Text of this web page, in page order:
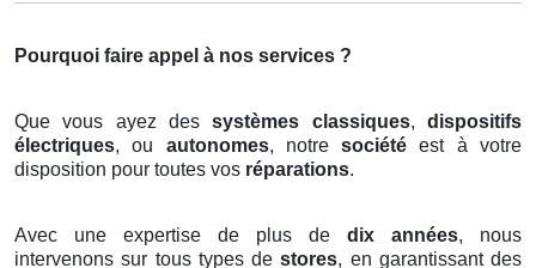
Pourquoi faire appel à nos services ?
Que vous ayez dessystèmes classiques,dispositifs
électriques, ou autonomes, notresociété est à votre
disposition pour toutes vos réparations.
Avec une expertise de plus de dix années, nous
intervenons sur tous types destores, en garantissant des